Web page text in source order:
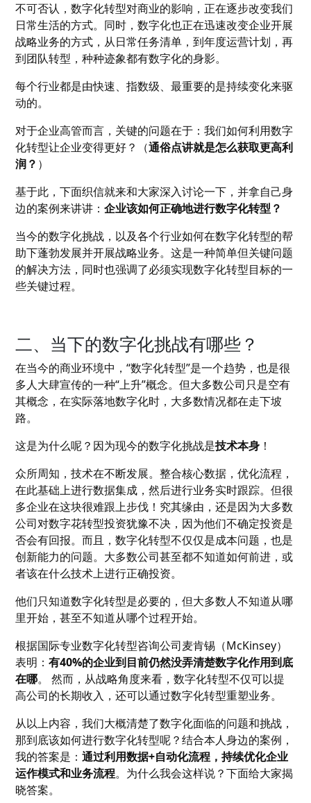
不可否认，数字化转型对商业的影响，正在逐步改变我们
日常生活的方式。同时，数字化也正在迅速改变企业开展
战略业务的方式，从日常任务清单，到年度运营计划，再
到团队转型，种种迹象都有数字化的身影。
每个行业都是由快速、指数级、最重要的是持续变化来驱
动的。
对于企业高管而言，关键的问题在于：我们如何利用数字
化转型让企业变得更好？（通俗点讲就是怎么获取更高利
润？ ）
基于此，下面织信就来和大家深入讨论一下，并拿自己身
边的案例来讲讲：企业该如何正确地进行数字化转型？
当今的数字化挑战，以及各个行业如何在数字化转型的帮
助下蓬勃发展并开展战略业务。这是一种简单但关键问题
的解决方法，同时也强调了必须实现数字化转型目标的一
些关键过程。
二、当下的数字化挑战有哪些？
在当今的商业环境中，“数字化转型”是一个趋势，也是很
多人大肆宣传的一种“上升”概念。但大多数公司只是空有
其概念，在实际落地数字化时，大多数情况都在走下坡
路。
这是为什么呢？因为现今的数字化挑战是技术本身 ！
众所周知，技术在不断发展。整合核心数据，优化流程，
在此基础上进行数据集成，然后进行业务实时跟踪。但很
多企业在这块很难跟上步伐！究其缘由，还是因为大多数
公司对数字花转型投资犹豫不决，因为他们不确定投资是
否会有回报。而且，数字化转型不仅仅是成本问题，也是
创新能力的问题。大多数公司甚至都不知道如何前进，或
者该在什么技术上进行正确投资。
他们只知道数字化转型是必要的，但大多数人不知道从哪
里开始，甚至不知道从哪个过程开始。
根据国际专业数字化转型咨询公司麦肯锡（McKinsey）
表明：有40%的企业到目前仍然没弄清楚数字化作用到底
在哪。 然而，从战略角度来看，数字化转型不仅可以提
高公司的长期收入，还可以通过数字化转型重塑业务。
从以上内容，我们大概清楚了数字化面临的问题和挑战，
那到底该如何进行数字化转型呢？结合本人身边的案例，
我的答案是：通过利用数据+自动化流程，持续优化企业
运作模式和业务流程。为什么我会这样说？下面给大家揭
晓答案。